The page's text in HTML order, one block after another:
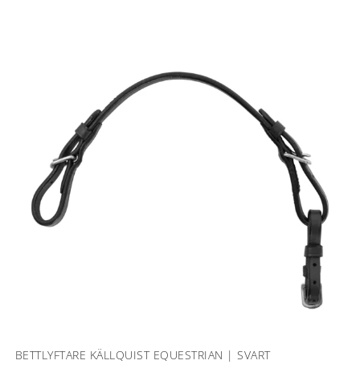
BETTLYFTARE KÄLLQUIST EQUESTRIAN | SVART